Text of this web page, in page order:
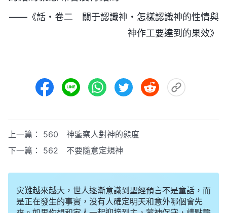
——《話・卷二 關于認識神・怎樣認識神的性情與
神作工要達到的果效》
上一篇： 560 神鑒察人對神的態度
下一篇： 562 不要隨意定規神
灾難越來越大，世人逐漸意識到聖經預言不是童話，而
是正在發生的事實，没有人確定明天和意外哪個會先